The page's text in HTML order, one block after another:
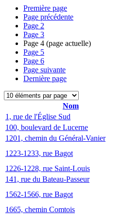
Première page
Page précédente
Page 2
Page 3
Page 4 (page actuelle)
Page 5
Page 6
Page suivante
Dernière page
Nom
1, rue de l'Église Sud
100, boulevard de Lucerne
1201, chemin du Général-Vanier
1223-1233, rue Bagot
1226-1228, rue Saint-Louis
141, rue du Bateau-Passeur
1562-1566, rue Bagot
1665, chemin Comtois